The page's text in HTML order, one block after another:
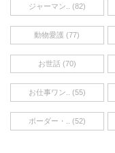
ジャーマン.. (82)
動物愛護 (77)
お世話 (70)
お仕事ワン.. (55)
ボーダー・.. (52)